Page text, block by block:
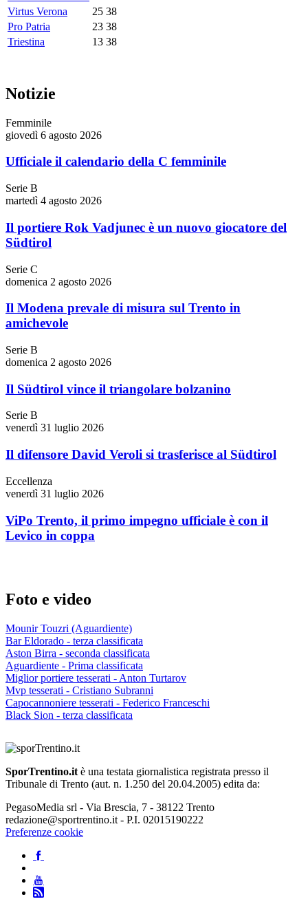
Virtus Verona
25 38
Pro Patria
23 38
Triestina
13 38
Notizie
Femminile
giovedì 6 agosto 2026
Ufficiale il calendario della C femminile
Serie B
martedì 4 agosto 2026
Il portiere Rok Vadjunec è un nuovo giocatore del
Südtirol
Serie C
domenica 2 agosto 2026
Il Modena prevale di misura sul Trento in
amichevole
Serie B
domenica 2 agosto 2026
Il Südtirol vince il triangolare bolzanino
Serie B
venerdì 31 luglio 2026
Il difensore David Veroli si trasferisce al Südtirol
Eccellenza
venerdì 31 luglio 2026
ViPo Trento, il primo impegno ufficiale è con il
Levico in coppa
Foto e video
Mounir Touzri (Aguardiente)
Bar Eldorado - terza classificata
Aston Birra - seconda classificata
Aguardiente - Prima classificata
Miglior portiere tesserati - Anton Turtarov
Mvp tesserati - Cristiano Subranni
Capocannoniere tesserati - Federico Franceschi
Black Sion - terza classificata
SporTrentino.it è una testata giornalistica registrata presso il
Tribunale di Trento (aut. n. 1.250 del 20.04.2005) edita da:
PegasoMedia srl - Via Brescia, 7 - 38122 Trento
redazione@sportrentino.it - P.I. 02015190222
Preferenze cookie